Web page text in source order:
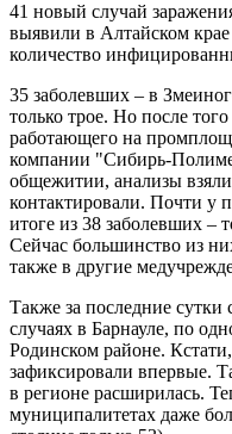
41 новый случай
выявили в Алтайском
количество
35 заболевших – в
только трое. Но после
работающего на
компании "Сибирь-
общежитии, анализы
контактировали. Почти у
итоге из 38 заболевших –
Сейчас большинство из
также в другие
Также за последние сутки
случаях в Барнауле, по
Родинском районе.
зафиксировали впервые.
в регионе расширилась.
муниципалитетах даже